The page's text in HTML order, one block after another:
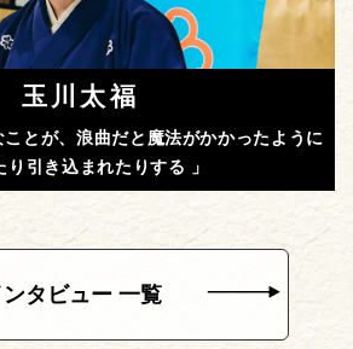
玉川太福
ことが、浪曲だと魔法がかかったように
り引き込まれたりする 」
ンタビュー 一覧